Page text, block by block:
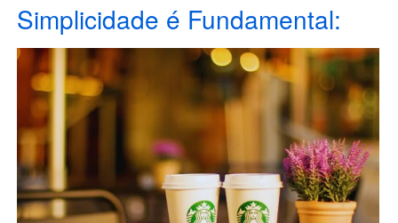
Simplicidade é Fundamental: